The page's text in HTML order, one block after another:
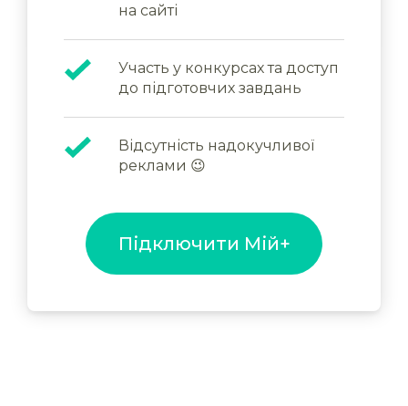
на сайті
Участь у конкурсах та доступ
до підготовчих завдань
Відсутність надокучливої
реклами 😉
Підключити Мій+